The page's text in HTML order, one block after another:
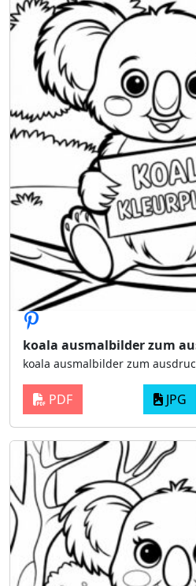
koala ausmalbilder zum
koala ausmalbilder zum
PDF JPG